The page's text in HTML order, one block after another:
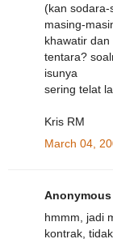
(kan sodara-
masing-
khawatir
tentara?
isunya
sering telat
Kris RM
March 04,
Anonymous
hmmm, jadi
kontrak,